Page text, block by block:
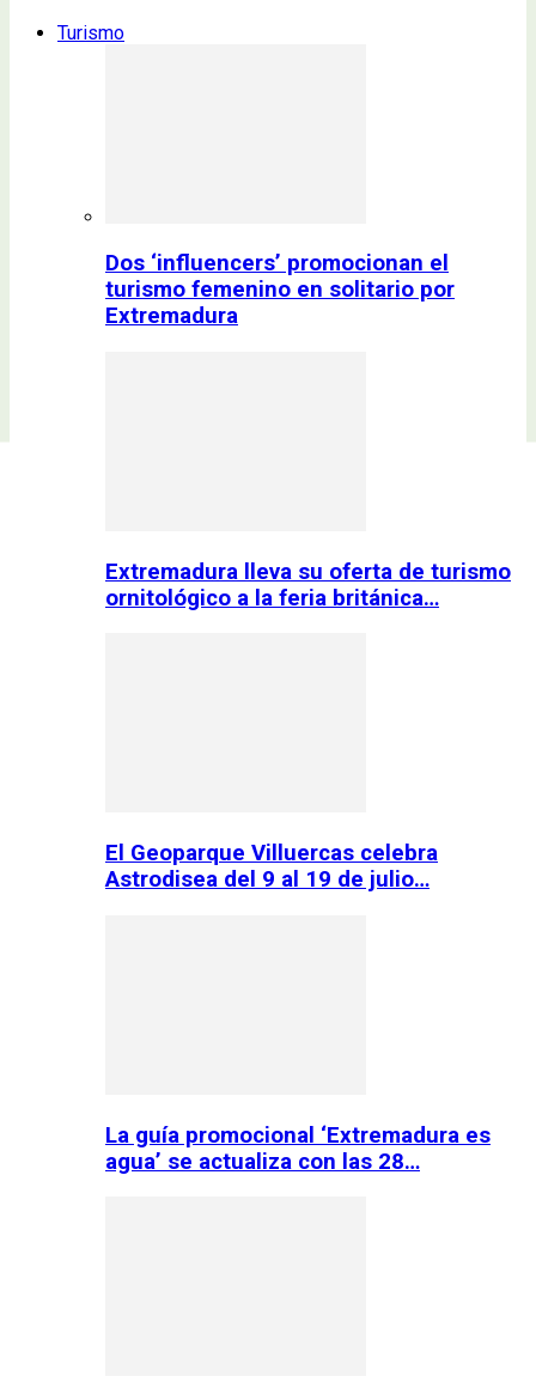
Turismo
Dos ‘influencers’ promocionan el
turismo femenino en solitario por
Extremadura
Extremadura lleva su oferta de turismo
ornitológico a la feria británica…
El Geoparque Villuercas celebra
Astrodisea del 9 al 19 de julio…
La guía promocional ‘Extremadura es
agua’ se actualiza con las 28…